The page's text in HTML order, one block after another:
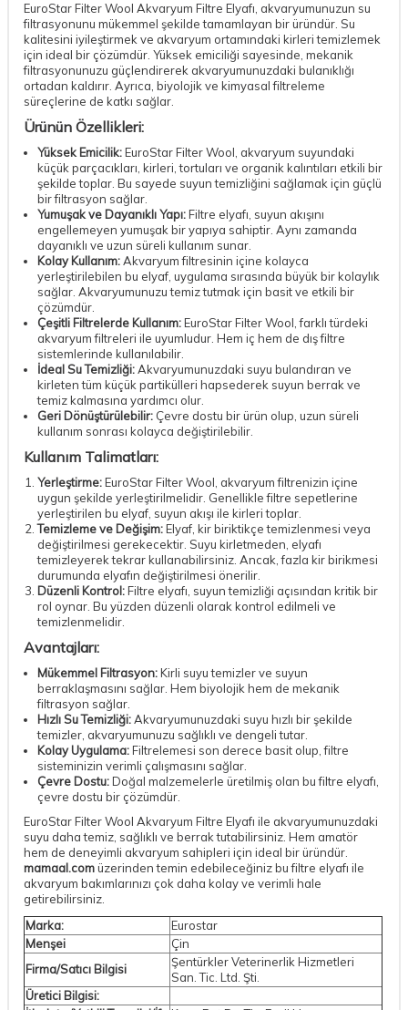
EuroStar Filter Wool Akvaryum Filtre Elyafı, akvaryumunuzun su
filtrasyonunu mükemmel şekilde tamamlayan bir üründür. Su
kalitesini iyileştirmek ve akvaryum ortamındaki kirleri temizlemek
için ideal bir çözümdür. Yüksek emiciliği sayesinde, mekanik
filtrasyonunuzu güçlendirerek akvaryumunuzdaki bulanıklığı
ortadan kaldırır. Ayrıca, biyolojik ve kimyasal filtreleme
süreçlerine de katkı sağlar.
Ürünün Özellikleri:
Yüksek Emicilik:EuroStar Filter Wool, akvaryum suyundaki
küçük parçacıkları, kirleri, tortuları ve organik kalıntıları etkili bir
şekilde toplar. Bu sayede suyun temizliğini sağlamak için güçlü
bir filtrasyon sağlar.
Yumuşak ve Dayanıklı Yapı:Filtre elyafı, suyun akışını
engellemeyen yumuşak bir yapıya sahiptir. Aynı zamanda
dayanıklı ve uzun süreli kullanım sunar.
Kolay Kullanım:Akvaryum filtresinin içine kolayca
yerleştirilebilen bu elyaf, uygulama sırasında büyük bir kolaylık
sağlar. Akvaryumunuzu temiz tutmak için basit ve etkili bir
çözümdür.
Çeşitli Filtrelerde Kullanım:EuroStar Filter Wool, farklı türdeki
akvaryum filtreleri ile uyumludur. Hem iç hem de dış filtre
sistemlerinde kullanılabilir.
İdeal Su Temizliği:Akvaryumunuzdaki suyu bulandıran ve
kirleten tüm küçük partikülleri hapsederek suyun berrak ve
temiz kalmasına yardımcı olur.
Geri Dönüştürülebilir: Çevre dostu bir ürün olup, uzun süreli
kullanım sonrası kolayca değiştirilebilir.
Kullanım Talimatları:
Yerleştirme:EuroStar Filter Wool, akvaryum filtrenizin içine
uygun şekilde yerleştirilmelidir. Genellikle filtre sepetlerine
yerleştirilen bu elyaf, suyun akışı ile kirleri toplar.
Temizleme ve Değişim:Elyaf, kir biriktikçe temizlenmesi veya
değiştirilmesi gerekecektir. Suyu kirletmeden, elyafı
temizleyerek tekrar kullanabilirsiniz. Ancak, fazla kir birikmesi
durumunda elyafın değiştirilmesi önerilir.
Düzenli Kontrol:Filtre elyafı, suyun temizliği açısından kritik bir
rol oynar. Bu yüzden düzenli olarak kontrol edilmeli ve
temizlenmelidir.
Avantajları:
Mükemmel Filtrasyon:Kirli suyu temizler ve suyun
berraklaşmasını sağlar. Hem biyolojik hem de mekanik
filtrasyon sağlar.
Hızlı Su Temizliği:Akvaryumunuzdaki suyu hızlı bir şekilde
temizler, akvaryumunuzu sağlıklı ve dengeli tutar.
Kolay Uygulama:Filtrelemesi son derece basit olup, filtre
sisteminizin verimli çalışmasını sağlar.
Çevre Dostu:Doğal malzemelerle üretilmiş olan bu filtre elyafı,
çevre dostu bir çözümdür.
EuroStar Filter Wool Akvaryum Filtre Elyafı ile akvaryumunuzdaki
suyu daha temiz, sağlıklı ve berrak tutabilirsiniz. Hem amatör
hem de deneyimli akvaryum sahipleri için ideal bir üründür.
mamaal.comüzerinden temin edebileceğiniz bu filtre elyafı ile
akvaryum bakımlarınızı çok daha kolay ve verimli hale
getirebilirsiniz.
Marka:
Eurostar
Menşei
Çin
Firma/Satıcı Bilgisi
Şentürkler Veterinerlik Hizmetleri
San. Tic. Ltd. Şti.
Üretici Bilgisi: